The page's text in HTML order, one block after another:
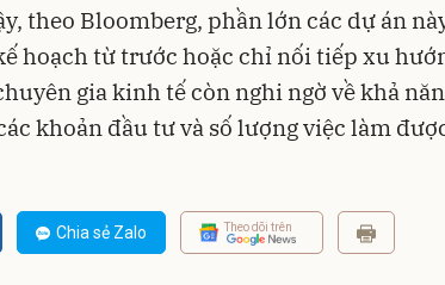
theo Bloomberg, phần lớn các dự án
hoạch từ trước hoặc chỉ nối tiếp xu
gia kinh tế còn nghi ngờ về khả
khoản đầu tư và số lượng việc làm
Chia sẻ Zalo Theo dõi trên